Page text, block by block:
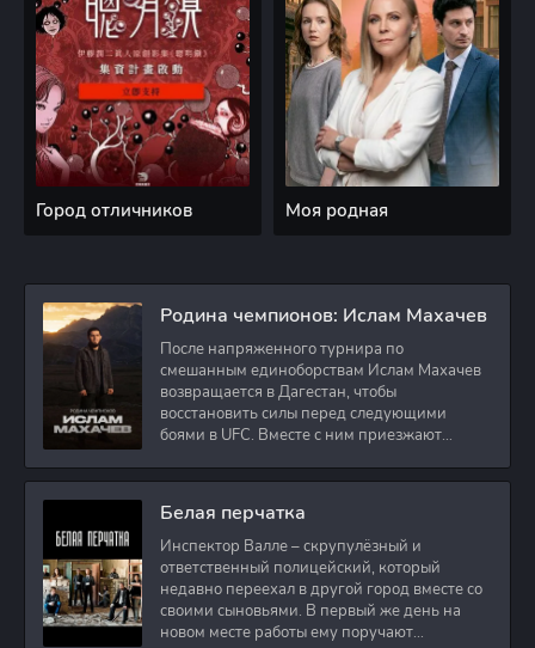
Город отличников Моя родная
Родина чемпионов: Ислам Махачев
После напряженного турнира по
смешанным единоборствам Ислам Махачев
возвращается в Дагестан, чтобы
восстановить силы перед следующими
боями в UFC. Вместе с ним приезжают
Белая перчатка
Инспектор Валле – скрупулёзный и
ответственный полицейский, который
недавно переехал в другой город вместе со
своими сыновьями. В первый же день на
новом месте работы ему поручают